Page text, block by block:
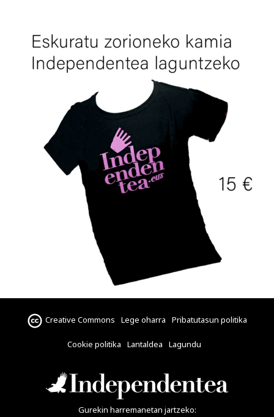
Creative Commons Lege oharra Pribatutasun politika
Cookie politika Lantaldea Lagundu
Gurekin harremanetan jartzeko: